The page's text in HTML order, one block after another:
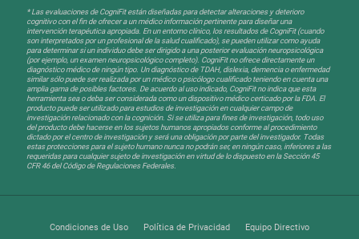
* Las evaluaciones de CogniFit están diseñadas para detectar alteraciones y deterioro
cognitivo con el fin de ofrecer a un médico información pertinente para diseñar una
intervención terapéutica apropiada. En un entorno clínico, los resultados de CogniFit (cuando
son interpretados por un profesional de la salud cualificado), se pueden utilizar como ayuda
para determinar si un individuo debe ser dirigido a una posterior evaluación neuropsicológica
(por ejemplo, un examen neuropsicológico completo). CogniFit no ofrece directamente un
diagnóstico médico de ningún tipo. Un diagnóstico de TDAH, dislexia, demencia o enfermedad
similar sólo puede ser realizada por un médico o psicólogo cualificado teniendo en cuenta una
amplia gama de posibles factores. De acuerdo al uso indicado, CogniFit no indica que esta
herramienta sea o deba ser considerada como un dispositivo médico certicado por la FDA. El
producto puede ser utilizado para estudios de investigación en cualquier campo de
investigación relacionado con la cognición. Si se utiliza para fines de investigación, todo uso
del producto debe hacerse en los sujetos humanos apropiados conforme al procedimiento
dictado por el centro de investigación y será una obligación por parte del investigador. Todas
estas protecciones para el sujeto humano nunca no podrán ser, en ningún caso, inferiores a las
requeridas para cualquier sujeto de investigación en virtud de lo dispuesto en la Sección 45
CFR 46 del Código de Regulaciones Federales.
Condiciones de Uso Política de Privacidad Equipo Directivo